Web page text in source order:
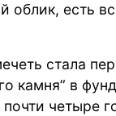
облик, есть
стала
камня” в
почти четыре